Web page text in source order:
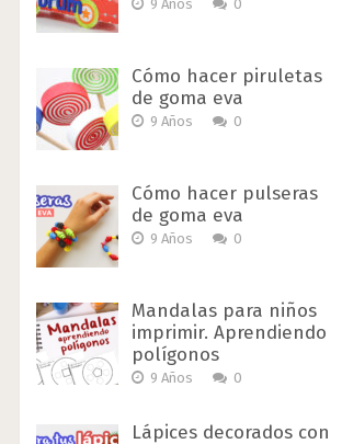
9 Años 0
Cómo hacer piruletas
de goma eva
9 Años 0
Cómo hacer pulseras
de goma eva
9 Años 0
Mandalas para niños
imprimir. Aprendiendo
polígonos
9 Años 0
Lápices decorados con